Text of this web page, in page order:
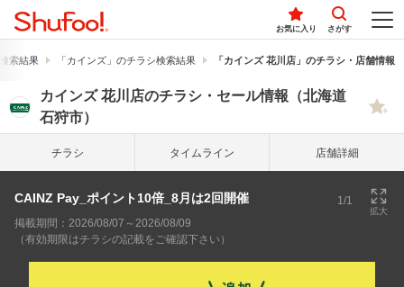
お気に入り さがす
索結果 「カインズ」のチラシ検索結果 「カインズ 花川店」のチラシ・店舗情報
カインズ 花川店のチラシ・セール情報（北海道
石狩市）
チラシ タイム ライン 店舗詳細
CAINZ Pay_ポイント10倍_8月は2回開催 1/1
拡大
掲載期間：2026/08/07～2026/08/09
（有効期限はチラシの記載をご確認下さい）